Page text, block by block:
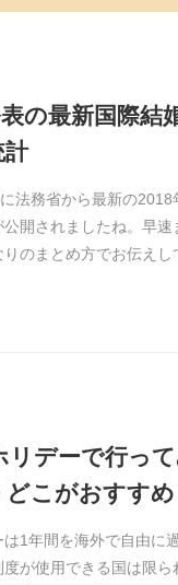
の最新国際結
計
法務省から最新の2018
開されましたね。早速
のまとめ方でお伝えし
リデーで行っ
どこがおすすめ
1年間を海外で自由に
が使用できる国は限ら